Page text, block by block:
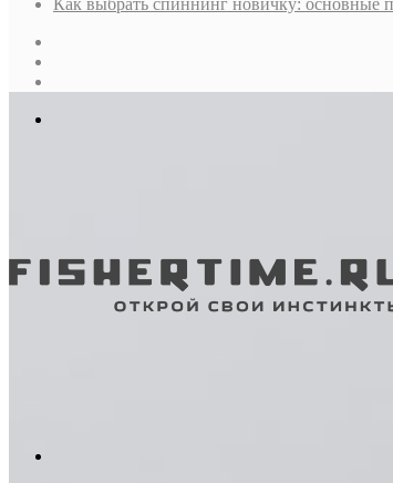
Как выбрать спиннинг новичку: основные